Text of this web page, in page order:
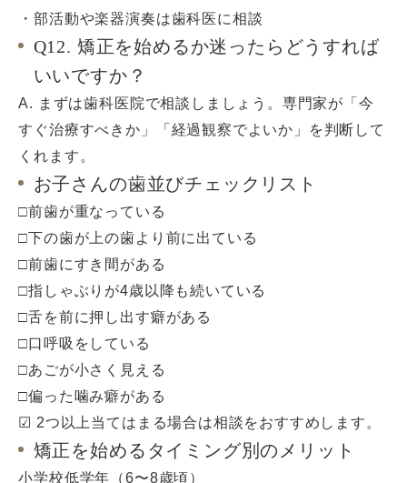
・部活動や楽器演奏は歯科医に相談
Q12. 矯正を始めるか迷ったらどうすれば
いいですか？
A. まずは歯科医院で相談しましょう。専門家が「今
すぐ治療すべきか」「経過観察でよいか」を判断して
くれます。
お子さんの歯並びチェックリスト
□前歯が重なっている
□下の歯が上の歯より前に出ている
□前歯にすき間がある
□指しゃぶりが4歳以降も続いている
□舌を前に押し出す癖がある
□口呼吸をしている
□あごが小さく見える
□偏った噛み癖がある
☑ 2つ以上当てはまる場合は相談をおすすめします。
矯正を始めるタイミング別のメリット
小学校低学年（6〜8歳頃）